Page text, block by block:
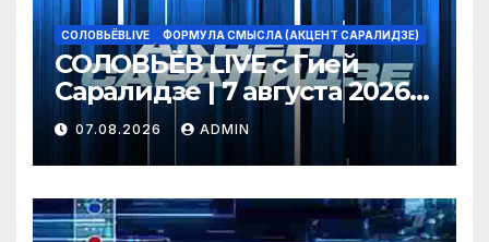
СОЛОВЬЁВLIVE ФОРМУЛА СМЫСЛА (АКЦЕНТ САРАЛИДЗЕ)
СОЛОВЬЁВ LIVE с Гией
Саралидзе | 7 августа 2026
года
07.08.2026 ADMIN